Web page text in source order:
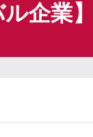
企業